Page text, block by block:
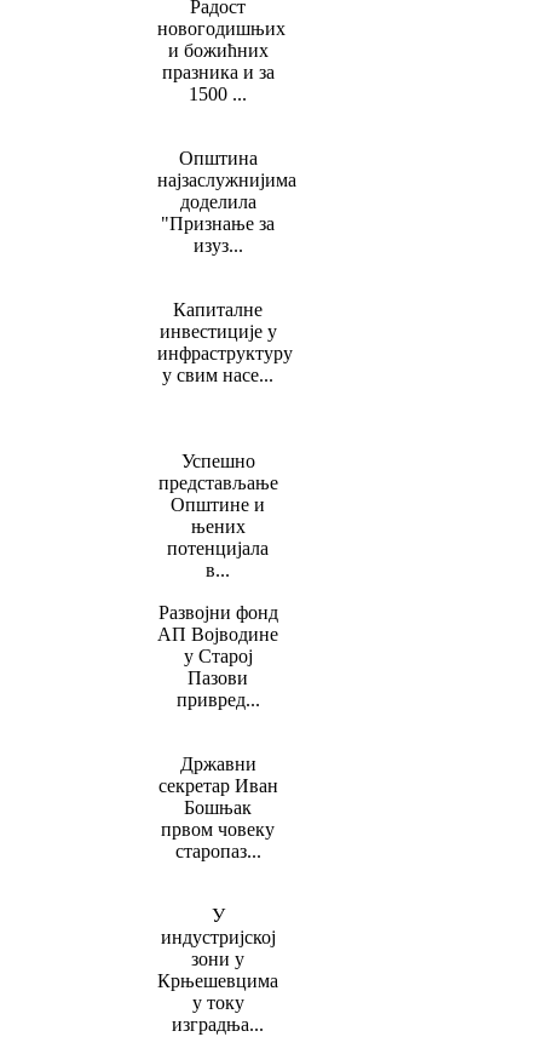
Радост
новогодишњих
и божићних
празника и за
1500 ...
Општина
најзаслужнијима
доделила
"Признање за
изуз...
Капиталне
инвестиције у
инфраструктуру
у свим насе...
Успешно
представљање
Општине и
њених
потенцијала
в...
Развојни фонд
АП Војводине
у Старој
Пазови
привред...
Државни
секретар Иван
Бошњак
првом човеку
старопаз...
У
индустријској
зони у
Крњешевцима
у току
изградња...